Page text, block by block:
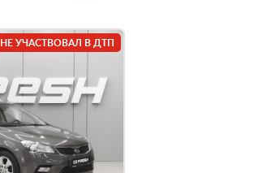
НЕ УЧАСТВОВАЛ В ДТП